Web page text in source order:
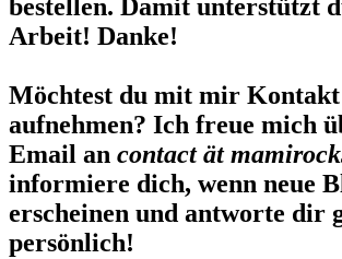
bestellen. Damit unterstützt
Arbeit! Danke!
Möchtest du mit mir Kontakt
aufnehmen? Ich freue mich
Email an contact ät
informiere dich, wenn neue
erscheinen und antworte dir
persönlich!